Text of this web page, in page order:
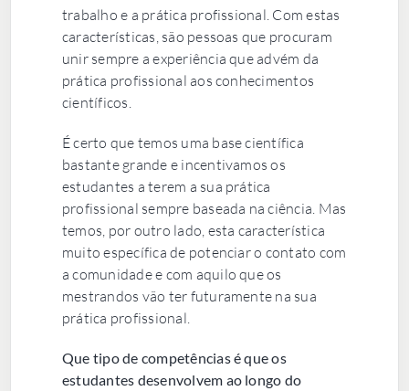
trabalho e a prática profissional. Com estas
características, são pessoas que procuram
unir sempre a experiência que advém da
prática profissional aos conhecimentos
científicos.
É certo que temos uma base científica
bastante grande e incentivamos os
estudantes a terem a sua prática
profissional sempre baseada na ciência. Mas
temos, por outro lado, esta característica
muito específica de potenciar o contato com
a comunidade e com aquilo que os
mestrandos vão ter futuramente na sua
prática profissional.
Que tipo de competências é que os
estudantes desenvolvem ao longo do